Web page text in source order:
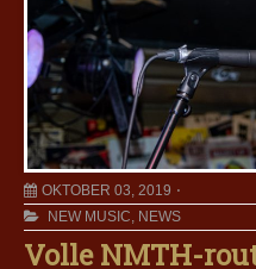
OKTOBER 03, 2019
NEW MUSIC, NEWS
Volle NMTH-